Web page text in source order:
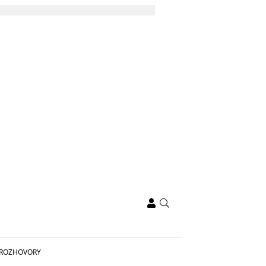
ROZHOVORY